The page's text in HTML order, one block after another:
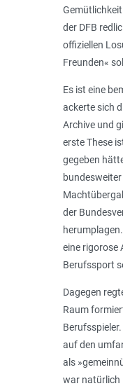
der DFB
offiziellen
Freunden«
Es ist eine
ackerte sich
Archive und
erste These
gegeben
der
eine rigorose
Berufssport
Dagegen
Raum
auf den
als
war natürlich